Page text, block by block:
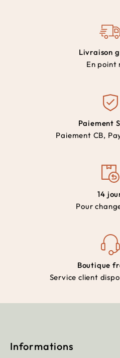
Livraison
En point
Paiement
Paiement CB,
14
Pour
Boutique
Service client
Informations